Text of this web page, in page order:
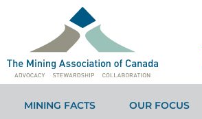
MINING FACTS OUR FOCUS